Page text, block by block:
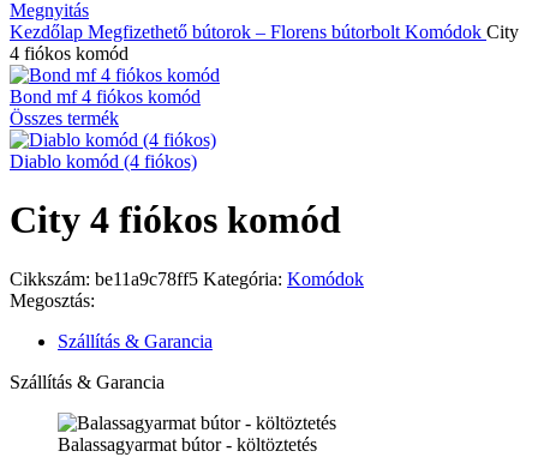
Megnyitás
Kezdőlap Megfizethető bútorok – Florens bútorbolt Komódok City
4 fiókos komód
Bond mf 4 fiókos komód
Összes termék
Diablo komód (4 fiókos)
City 4 fiókos komód
Cikkszám: be11a9c78ff5 Kategória: Komódok
Megosztás:
Szállítás & Garancia
Szállítás & Garancia
Balassagyarmat bútor - költöztetés